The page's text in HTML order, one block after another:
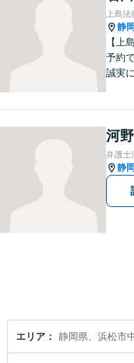
上島法
静
【上
予約
誠実
河
弁護士
静
エリア 静岡県、浜松市